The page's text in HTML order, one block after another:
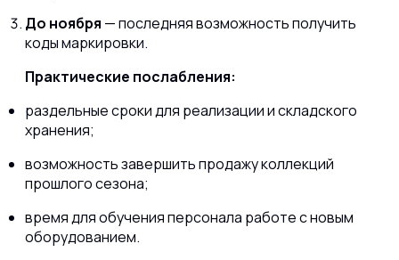
До ноября — последняя возможность получить
коды маркировки.
Практические послабления:
раздельные сроки для реализации и складского
хранения;
возможность завершить продажу коллекций
прошлого сезона;
время для обучения персонала работе с новым
оборудованием.